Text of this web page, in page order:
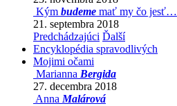
Kým budeme mať my čo jesť…
21. septembra 2018
Predchádzajúci Ďalší
Encyklopédia spravodlivých
Mojimi očami
Marianna Bergida
27. decembra 2018
Anna Malárová